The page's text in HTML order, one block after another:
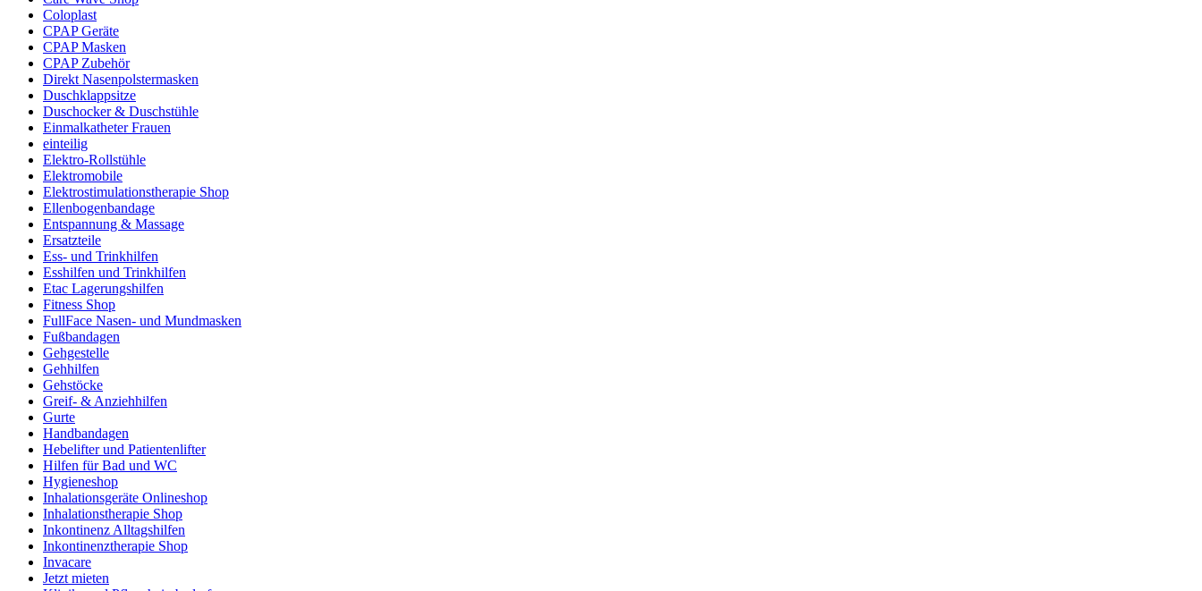
Coloplast
CPAP Geräte
CPAP Masken
CPAP Zubehör
Direkt Nasenpolstermasken
Duschklappsitze
Duschocker & Duschstühle
Einmalkatheter Frauen
einteilig
Elektro-Rollstühle
Elektromobile
Elektrostimulationstherapie Shop
Ellenbogenbandage
Entspannung & Massage
Ersatzteile
Ess- und Trinkhilfen
Esshilfen und Trinkhilfen
Etac Lagerungshilfen
Fitness Shop
FullFace Nasen- und Mundmasken
Fußbandagen
Gehgestelle
Gehhilfen
Gehstöcke
Greif- & Anziehhilfen
Gurte
Handbandagen
Hebelifter und Patientenlifter
Hilfen für Bad und WC
Hygieneshop
Inhalationsgeräte Onlineshop
Inhalationstherapie Shop
Inkontinenz Alltagshilfen
Inkontinenztherapie Shop
Invacare
Jetzt mieten